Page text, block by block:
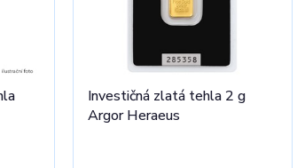
Investičná zlatá tehla 2 g
Argor Heraeus